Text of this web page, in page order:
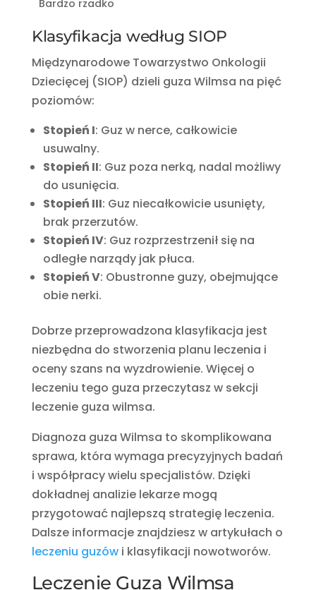
Bardzo rzadko
Klasyfikacja według SIOP
Międzynarodowe Towarzystwo Onkologii
Dziecięcej (SIOP) dzieli guza Wilmsa na pięć
poziomów:
Stopień I: Guz w nerce, całkowicie
usuwalny.
Stopień II: Guz poza nerką, nadal możliwy
do usunięcia.
Stopień III: Guz niecałkowicie usunięty,
brak przerzutów.
Stopień IV: Guz rozprzestrzenił się na
odległe narządy jak płuca.
Stopień V: Obustronne guzy, obejmujące
obie nerki.
Dobrze przeprowadzona klasyfikacja jest
niezbędna do stworzenia planu leczenia i
oceny szans na wyzdrowienie. Więcej o
leczeniu tego guza przeczytasz w sekcji
leczenie guza wilmsa.
Diagnoza guza Wilmsa to skomplikowana
sprawa, która wymaga precyzyjnych badań
i współpracy wielu specjalistów. Dzięki
dokładnej analizie lekarze mogą
przygotować najlepszą strategię leczenia.
Dalsze informacje znajdziesz w artykułach o
leczeniu guzówi klasyfikacji nowotworów.
Leczenie Guza Wilmsa